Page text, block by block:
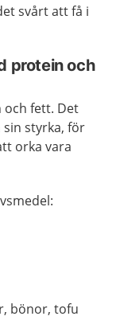
svårt att få i
protein och
och fett. Det
styrka, för
orka vara
bönor, tofu